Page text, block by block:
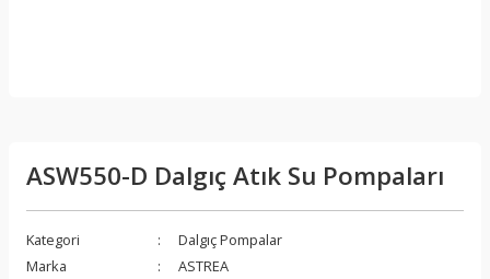
ASW550-D Dalgıç Atık Su Pompaları
Kategori
Dalgıç Pompalar
Marka
ASTREA